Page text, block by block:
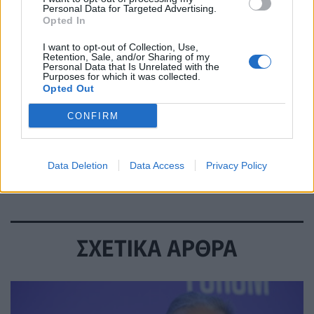
Personal Data for Targeted Advertising.
Opted In
I want to opt-out of Collection, Use,
Retention, Sale, and/or Sharing of my
Personal Data that Is Unrelated with the
Purposes for which it was collected.
Opted Out
CONFIRM
Data Deletion Data Access Privacy Policy
χρησιμοποιείται σε διαγνωστικές
14 Μαϊος 2026
ΕΟΠΥΥ: Νέα λίστα ΦΥΚ που
προεγκρίνονται μέσω του
Συστήματος Ηλεκτρονικής
Προέγκρισης
14 Μαϊος 2026
ΣΧΕΤΙΚΑ ΑΡΘΡΑ